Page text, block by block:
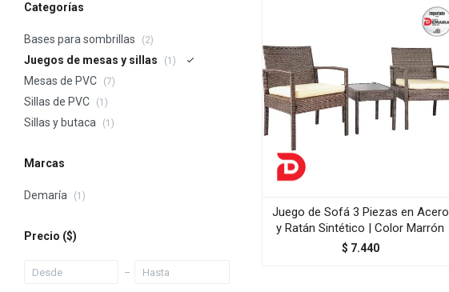
Juego de Sofá 3 Piezas en Acero
y Ratán Sintético | Color Marrón
$ 7.440
Categorías
Bases para sombrillas (2)
Juegos de mesas y sillas (1)
Mesas de PVC (7)
Sillas de PVC (1)
Sillas y butaca (1)
Marcas
Demaría (1)
Precio ($)